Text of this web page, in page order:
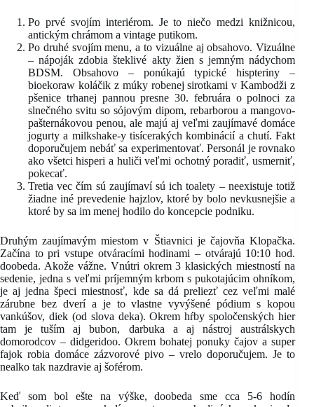
Po prvé svojím interiérom. Je to niečo medzi knižnicou,
antickým chrámom a vintage putikom.
Po druhé svojím menu, a to vizuálne aj obsahovo. Vizuálne
– nápoják zdobia šteklivé akty žien s jemným nádychom
BDSM. Obsahovo – ponúkajú typické hispteriny –
bioekoraw koláčik z múky robenej sirotkami v Kambodži z
pšenice trhanej pannou presne 30. februára o polnoci za
slnečného svitu so sójovým dipom, rebarborou a mangovo-
pašternákovou penou, ale majú aj veľmi zaujímavé domáce
jogurty a milkshake-y tisícerakých kombinácií a chutí. Fakt
doporučujem nebáť sa experimentovať. Personál je rovnako
ako všetci hisperi a huliči veľmi ochotný poradiť, usmerniť,
pokecať.
Tretia vec čím sú zaujímaví sú ich toalety – neexistuje totiž
žiadne iné prevedenie hajzlov, ktoré by bolo nevkusnejšie a
ktoré by sa im menej hodilo do koncepcie podniku.
Druhým zaujímavým miestom v Štiavnici je čajovňa Klopačka.
Začína to pri vstupe otváracími hodinami – otvárajú 10:10 hod.
doobeda. Akože vážne. Vnútri okrem 3 klasických miestností na
sedenie, jedna s veľmi príjemným krbom s pukotajúcim ohníkom,
je aj jedna špeci miestnosť, kde sa dá preliezť cez veľmi malé
zárubne bez dverí a je to vlastne vyvýšené pódium s kopou
vankúšov, diek (od slova deka). Okrem hŕby spoločenských hier
tam je tuším aj bubon, darbuka a aj nástroj austrálskych
domorodcov – didgeridoo. Okrem bohatej ponuky čajov a super
fajok robia domáce zázvorové pivo – vrelo doporučujem. Je to
nealko tak nazdravie aj šoférom.
Keď som bol ešte na výške, doobeda sme cca 5-6 hodín